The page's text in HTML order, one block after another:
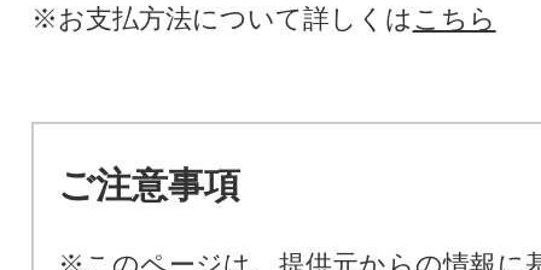
※お支払方法について詳しくは こちら
ご注意事項